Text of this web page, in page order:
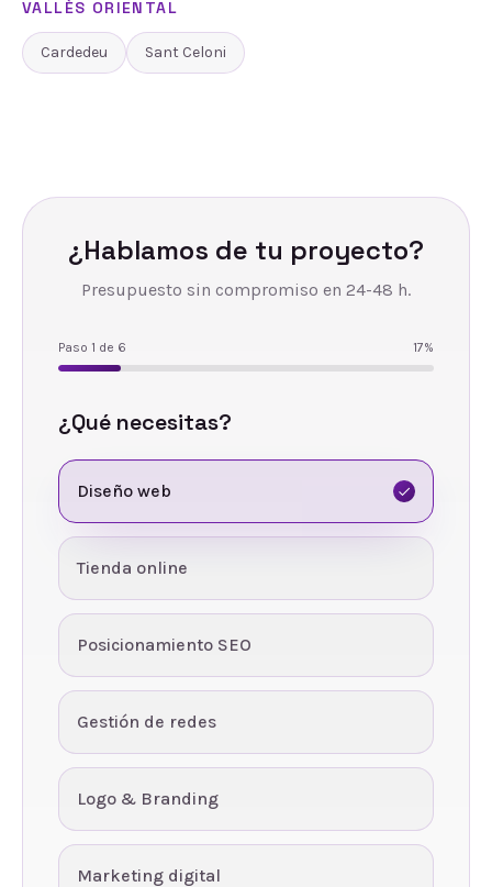
VALLÈS ORIENTAL
Cardedeu Sant Celoni
¿Hablamos de tu proyecto?
Presupuesto sin compromiso en 24-48 h.
Paso 1 de 6 17%
¿Qué necesitas?
Diseño web
Tienda online
Posicionamiento SEO
Gestión de redes
Logo & Branding
Marketing digital